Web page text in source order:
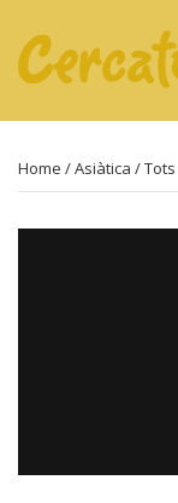
Home /Asiàtica /Tots